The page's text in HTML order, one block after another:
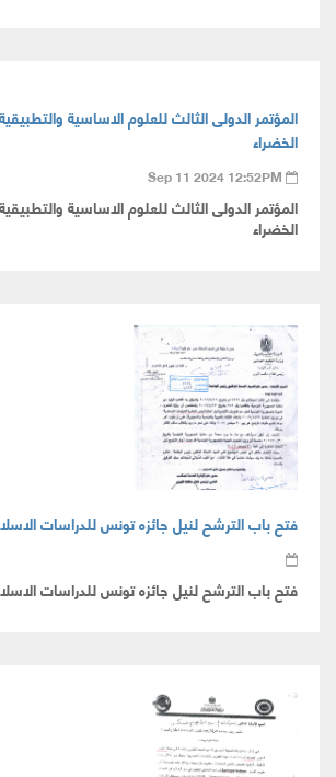
المؤتمر الدولى الثالث للعلوم الاساسية
الخضراء
Sep 11 2024 12:52PM
المؤتمر الدولى الثالث للعلوم الاساسية
الخضراء
فتح باب الترشح لنيل جائزه تونس للدراسات
فتح باب الترشح لنيل جائزه تونس للدراسات